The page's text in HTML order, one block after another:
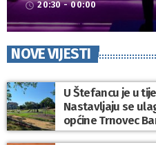
access_time 20:30 - 00:00
NOVE VIJESTI
U Štefancu je u
Nastavljaju se
općine Trnovec